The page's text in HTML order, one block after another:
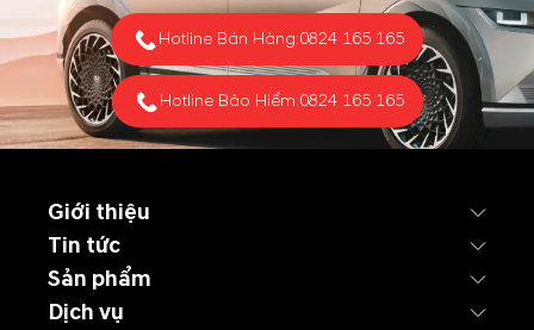
Hotline Bán Hàng:0824 165 165
Hotline Bảo Hiểm:0824 165 165
Giới thiệu
Tin tức
Sản phẩm
Dịch vụ